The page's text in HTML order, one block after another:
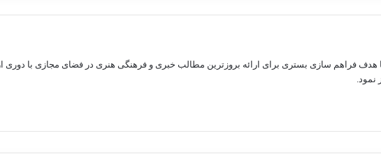
کاشمر سلام، از سال 1398 با هدف فراهم سازی بستری برای ارائه بروزترین مطالب خبری و فرهنگی هنری در فضای مجازی با دوری از
نمود.